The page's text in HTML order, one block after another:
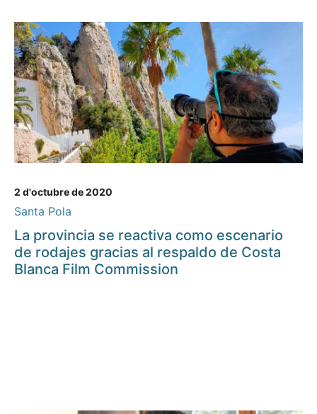
2 d'octubre de 2020
Santa Pola
La provincia se reactiva como escenario
de rodajes gracias al respaldo de Costa
Blanca Film Commission